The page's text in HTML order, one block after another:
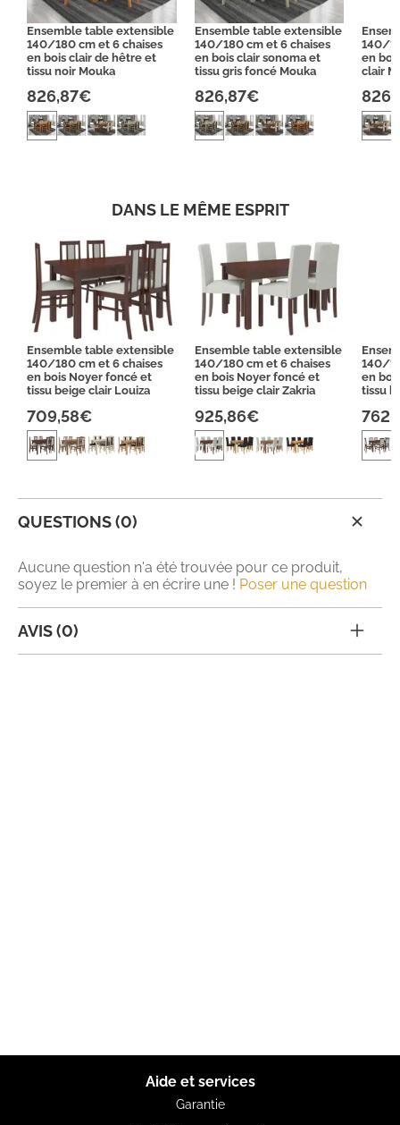
Ensemble table extensible
140/180 cm et 6 chaises
en bois clair de hêtre et
tissu noir Mouka
826,87€
Ensemble table extensible
140/180 cm et 6 chaises
en bois clair sonoma et
tissu gris foncé Mouka
826,87€
140/
en
clair
DANS LE MÊME ESPRIT
Ensemble table extensible
140/180 cm et 6 chaises
en bois Noyer foncé et
tissu beige clair Louiza
709,58€
Ensemble table extensible
140/180 cm et 6 chaises
en bois Noyer foncé et
tissu beige clair Zakria
925,86€
140/
en
tissu
QUESTIONS (0)
Aucune question n'a été trouvée pour ce produit,
soyez le premier à en écrire une ! Poser une question
AVIS (0)
Aide et services
Garantie